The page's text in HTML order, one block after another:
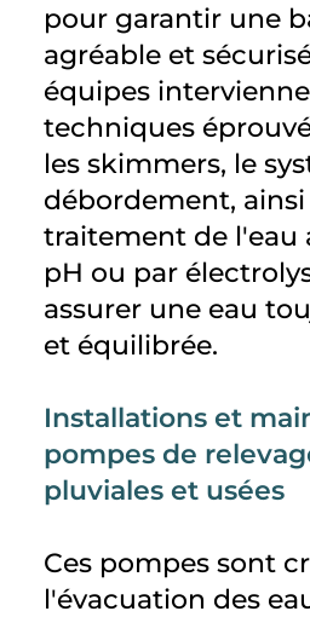
pour garantir une
agréable et
équipes
techniques
les skimmers, le
débordement,
traitement de l'eau
pH ou par
assurer une eau
et équilibrée.
Installations et
pompes de
pluviales et usées
Ces pompes sont
l'évacuation des